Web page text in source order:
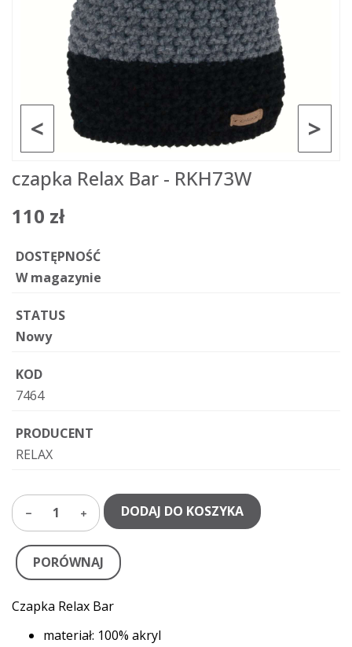
>
<
czapka Relax Bar - RKH73W
110 zł
DOSTĘPNOŚĆ
W magazynie
STATUS
Nowy
KOD
7464
PRODUCENT
RELAX
1 DODAJ DO KOSZYKA
PORÓWNAJ
Czapka Relax Bar
materiał: 100% akryl